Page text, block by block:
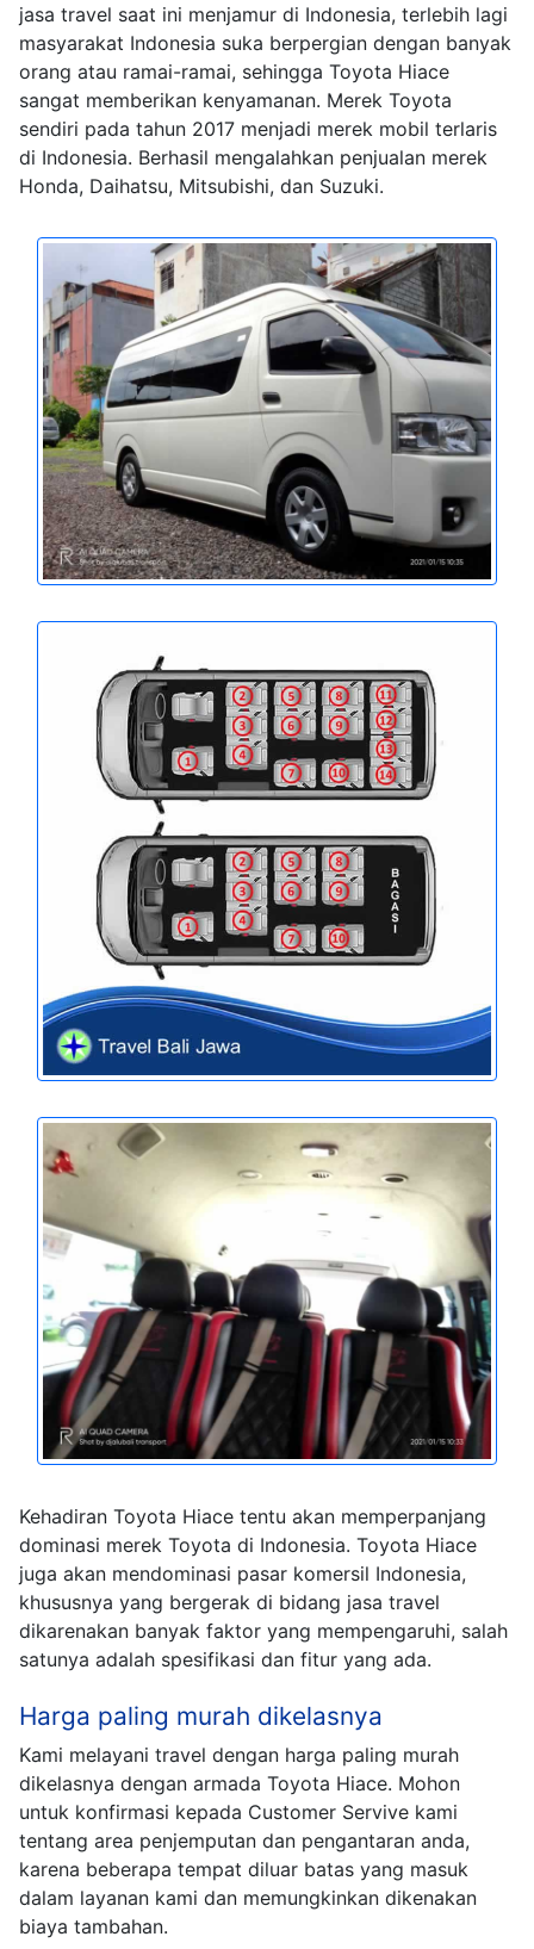
jasa travel saat ini menjamur di Indonesia, terlebih lagi
masyarakat Indonesia suka berpergian dengan banyak
orang atau ramai-ramai, sehingga Toyota Hiace
sangat memberikan kenyamanan. Merek Toyota
sendiri pada tahun 2017 menjadi merek mobil terlaris
di Indonesia. Berhasil mengalahkan penjualan merek
Honda, Daihatsu, Mitsubishi, dan Suzuki.
Kehadiran Toyota Hiace tentu akan memperpanjang
dominasi merek Toyota di Indonesia. Toyota Hiace
juga akan mendominasi pasar komersil Indonesia,
khususnya yang bergerak di bidang jasa travel
dikarenakan banyak faktor yang mempengaruhi, salah
satunya adalah spesifikasi dan fitur yang ada.
Harga paling murah dikelasnya
Kami melayani travel dengan harga paling murah
dikelasnya dengan armada Toyota Hiace. Mohon
untuk konfirmasi kepada Customer Servive kami
tentang area penjemputan dan pengantaran anda,
karena beberapa tempat diluar batas yang masuk
dalam layanan kami dan memungkinkan dikenakan
biaya tambahan.